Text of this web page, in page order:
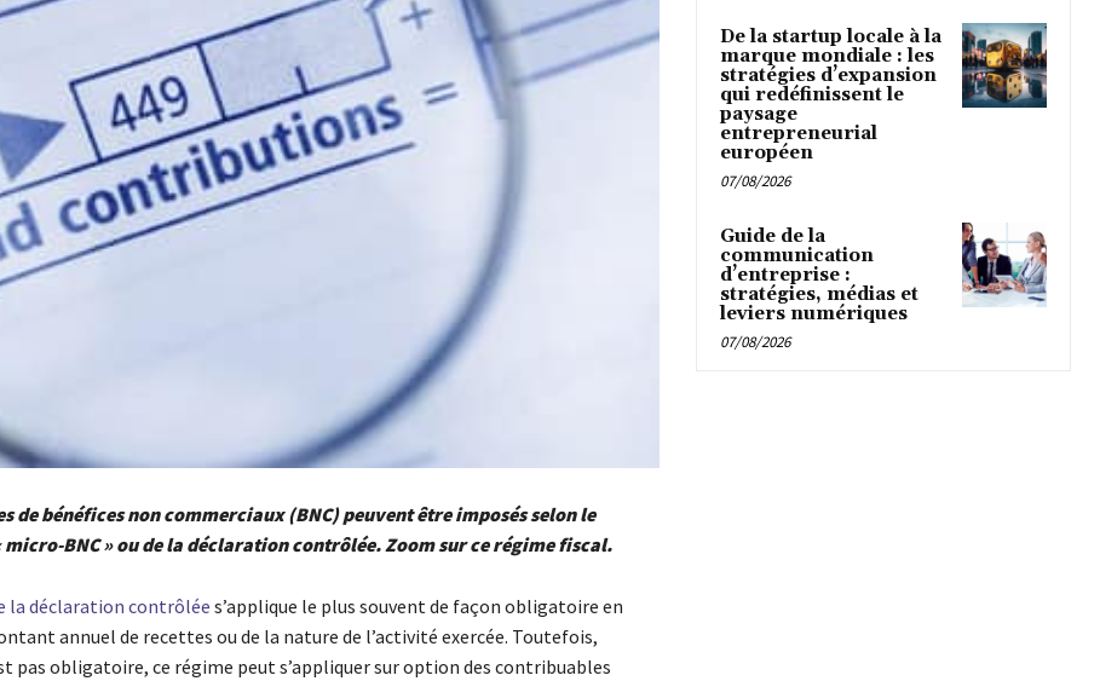
de bénéfices non commerciaux (BNC) peuvent être imposés selon le
micro-BNC » ou de la déclaration contrôlée. Zoom sur ce régime fiscal.
la déclaration contrôlée s’applique le plus souvent de façon obligatoire en
annuel de recettes ou de la nature de l’activité exercée. Toutefois,
pas obligatoire, ce régime peut s’appliquer sur option des contribuables
De la startup locale à la
marque mondiale : les
stratégies d’expansion
qui redéfinissent le
paysage
entrepreneurial
européen
07/08/2026
Guide de la
communication
d’entreprise :
stratégies, médias et
leviers numériques
07/08/2026